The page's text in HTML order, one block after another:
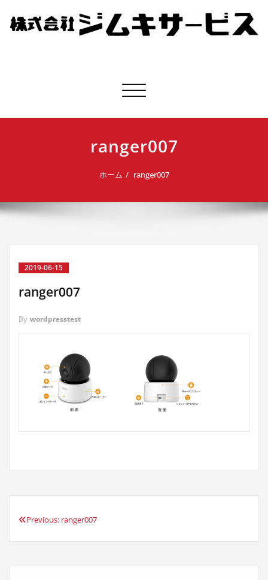
ナビゲーション切り替え
ranger007
ホーム ranger007
2019-06-15
ranger007
By wordpresstest
投Previous: ranger007